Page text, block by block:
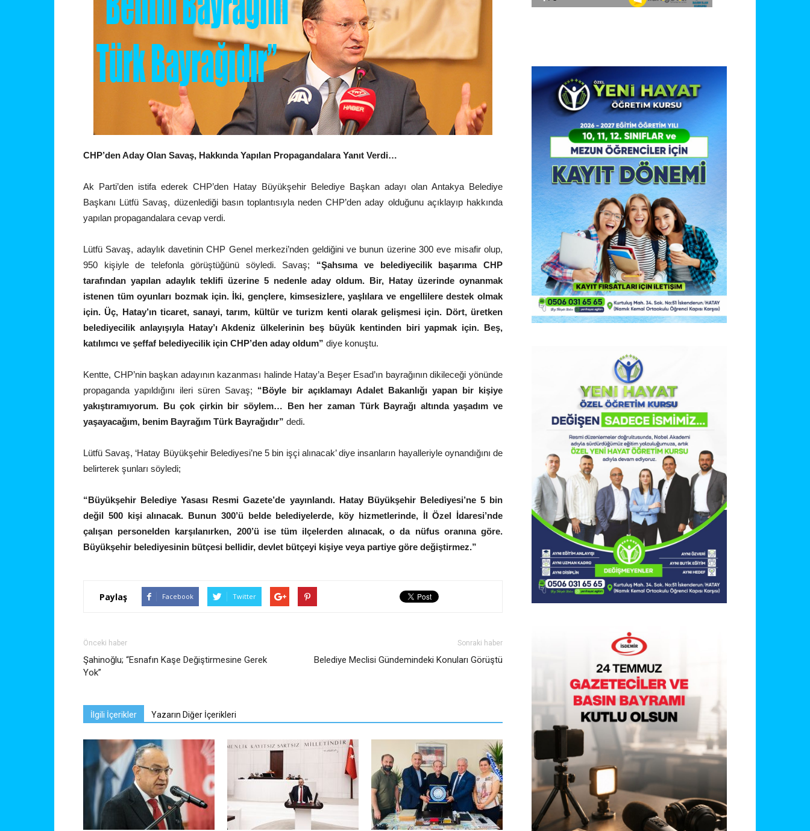
CHP’den Aday Olan Savaş, Hakkında Yapılan Propagandalara Yanıt Verdi…
Ak Parti’den istifa ederek CHP’den Hatay Büyükşehir Belediye Başkan adayı olan Antakya Belediye
Başkanı Lütfü Savaş, düzenlediği basın toplantısıyla neden CHP’den aday olduğunu açıklayıp hakkında
yapılan propagandalara cevap verdi.
Lütfü Savaş, adaylık davetinin CHP Genel merkezi’nden geldiğini ve bunun üzerine 300 eve misafir olup,
950 kişiyle de telefonla görüştüğünü söyledi. Savaş; “Şahsıma ve belediyecilik başarıma CHP
tarafından yapılan adaylık teklifi üzerine 5 nedenle aday oldum. Bir, Hatay üzerinde oynanmak
istenen tüm oyunları bozmak için. İki, gençlere, kimsesizlere, yaşlılara ve engellilere destek olmak
için. Üç, Hatay’ın ticaret, sanayi, tarım, kültür ve turizm kenti olarak gelişmesi için. Dört, üretken
belediyecilik anlayışıyla Hatay’ı Akdeniz ülkelerinin beş büyük kentinden biri yapmak için. Beş,
katılımcı ve şeffaf belediyecilik için CHP’den aday oldum” diye konuştu.
Kentte, CHP’nin başkan adayının kazanması halinde Hatay’a Beşer Esad’ın bayrağının dikileceği yönünde
propaganda yapıldığını ileri süren Savaş; “Böyle bir açıklamayı Adalet Bakanlığı yapan bir kişiye
yakıştıramıyorum. Bu çok çirkin bir söylem… Ben her zaman Türk Bayrağı altında yaşadım ve
yaşayacağım, benim Bayrağım Türk Bayrağıdır” dedi.
Lütfü Savaş, ‘Hatay Büyükşehir Belediyesi’ne 5 bin işçi alınacak’ diye insanların hayalleriyle oynandığını de
belirterek şunları söyledi;
“Büyükşehir Belediye Yasası Resmi Gazete’de yayınlandı. Hatay Büyükşehir Belediyesi’ne 5 bin
değil 500 kişi alınacak. Bunun 300’ü belde belediyelerde, köy hizmetlerinde, İl Özel İdaresi’nde
çalışan personelden karşılanırken, 200’ü ise tüm ilçelerden alınacak, o da nüfus oranına göre.
Büyükşehir belediyesinin bütçesi bellidir, devlet bütçeyi kişiye veya partiye göre değiştirmez.”
Paylaş Facebook Twitter
Önceki haber
Şahinoğlu; “Esnafın Kaşe Değiştirmesine Gerek
Yok”
Sonraki haber
Belediye Meclisi Gündemindeki Konuları Görüştü
İlgili İçerikler Yazarın Diğer İçerikleri